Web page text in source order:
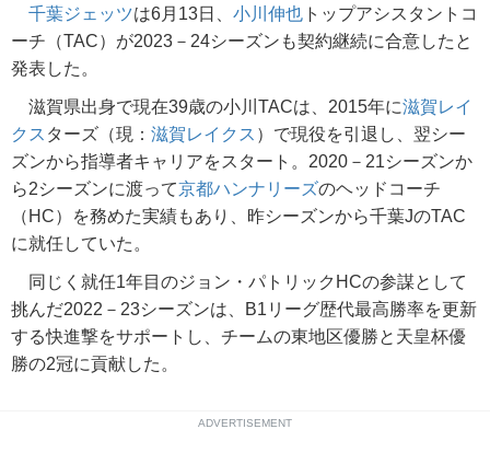
千葉ジェッツは6月13日、 小川伸也 トップアシスタントコ
ーチ（TAC）が2023－24シーズンも契約継続に合意したと
発表した。
滋賀県出身で現在39歳の小川TACは、2015年に滋賀レイ
クス ターズ（現： 滋賀レイクス ）で現役を引退し、翌シー
ズンから指導者キャリアをスタート。2020－21シーズンか
ら2シーズンに渡って京都ハンナリーズのヘッドコーチ
（HC）を務めた実績もあり、昨シーズンから千葉JのTAC
に就任していた。
同じく就任1年目のジョン・パトリックHCの参謀として
挑んだ2022－23シーズンは、B1リーグ歴代最高勝率を更新
する快進撃をサポートし、チームの東地区優勝と天皇杯優
勝の2冠に貢献した。
ADVERTISEMENT